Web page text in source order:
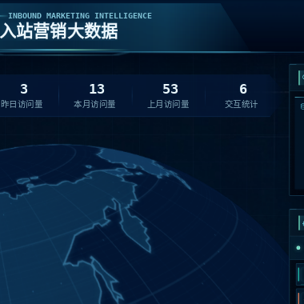
INBOUND MARKETING INTELLIGENCE
入站营销大数据
3
昨日访问量
13
本月访问量
53
上月访问量
6
交互统计